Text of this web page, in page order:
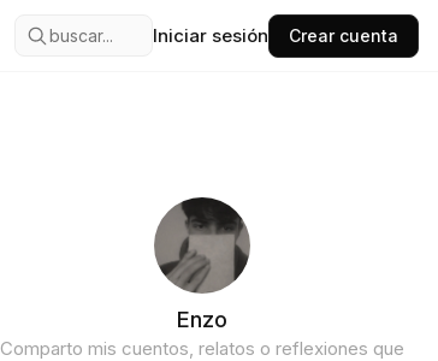
buscar... Iniciar sesión Crear cuenta
Enzo
Comparto mis cuentos, relatos o reflexiones que